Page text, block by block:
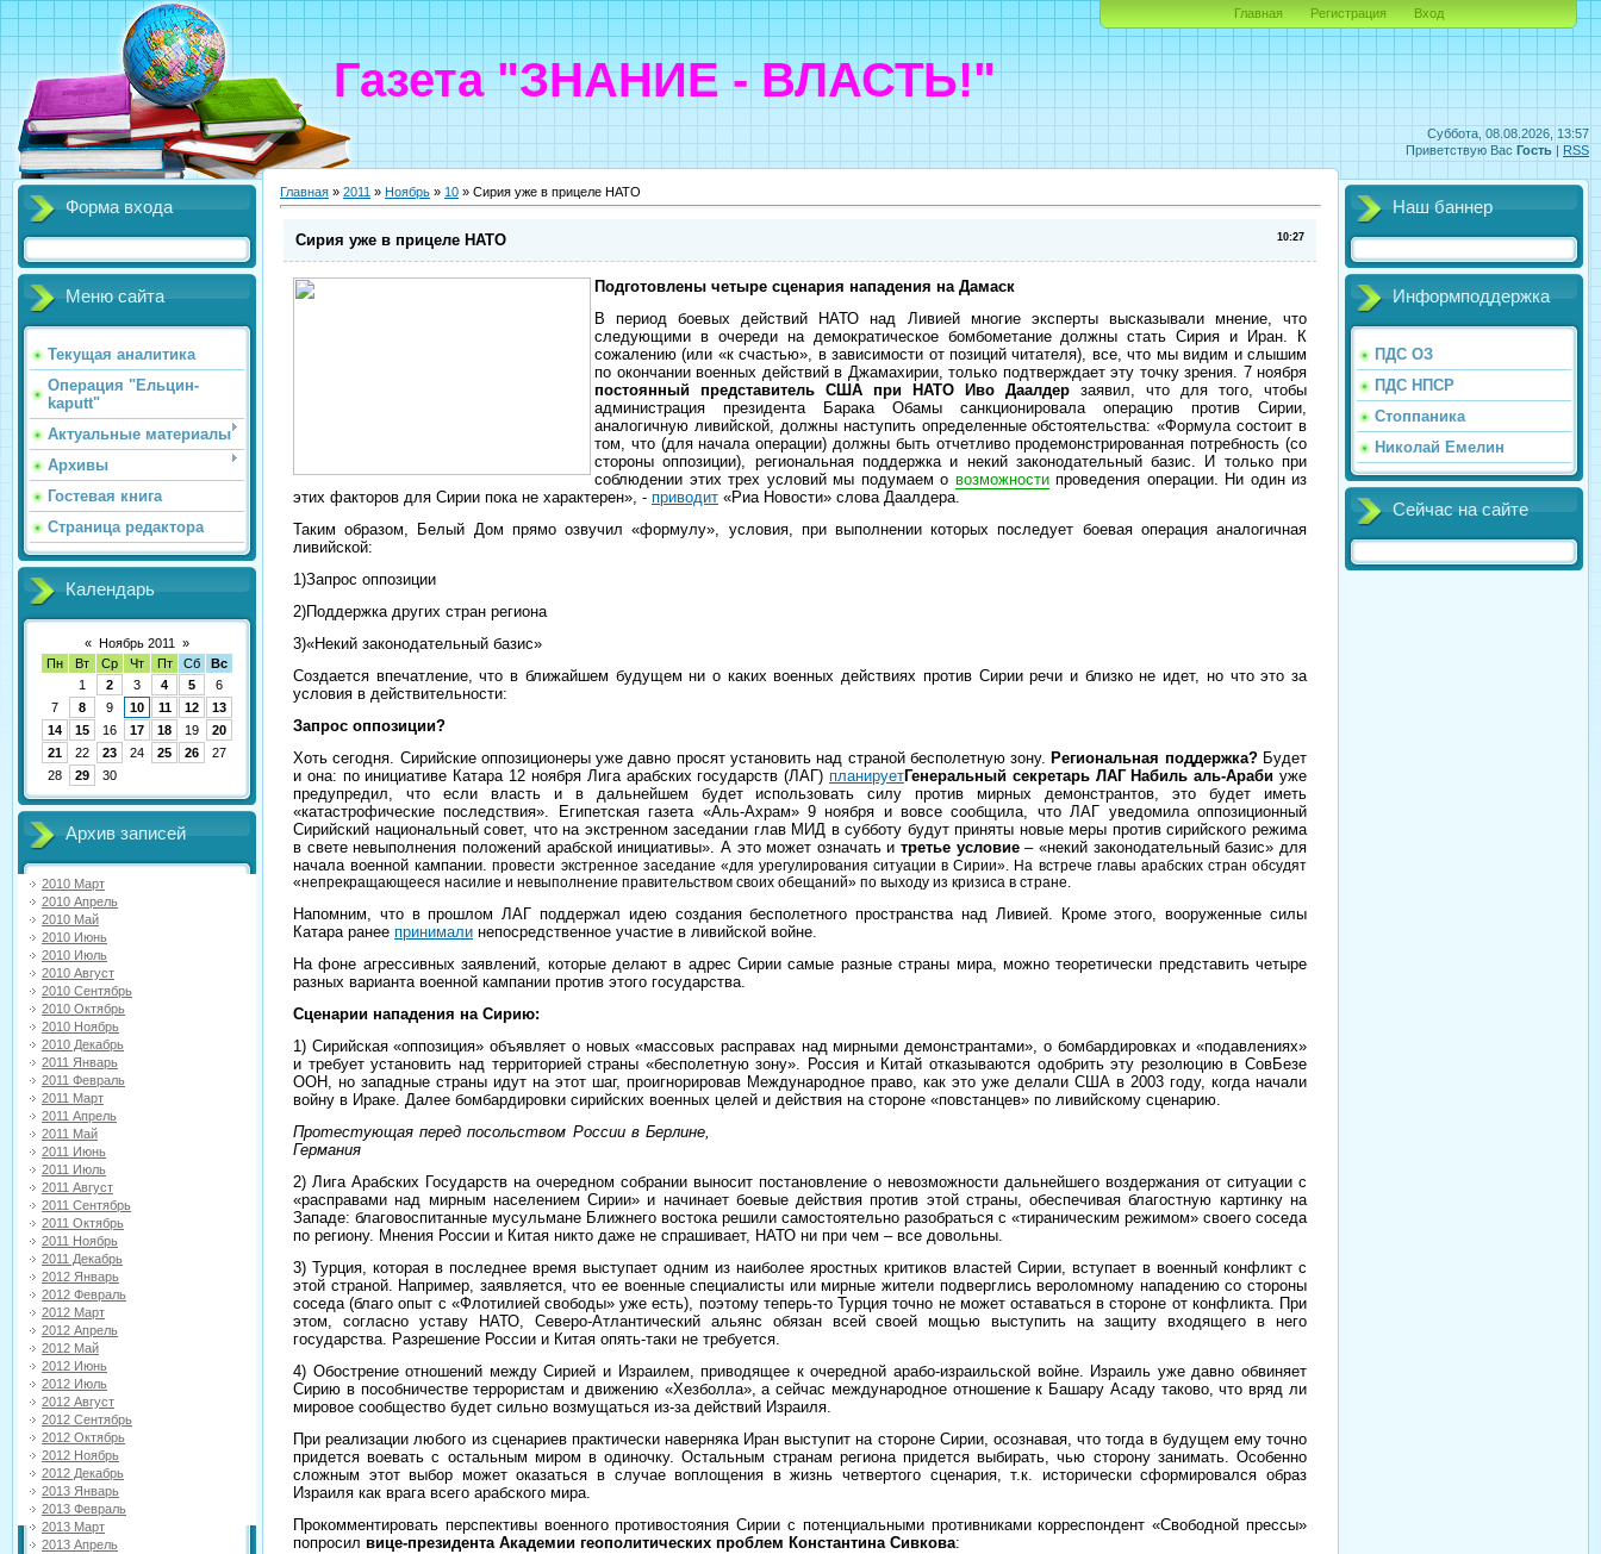
Суббота, 08.08.2026, 13:57
Приветствую Вас Гость | RSS
Газета "ЗНАНИЕ - ВЛАСТЬ!"
Главная Регистрация Вход
Форма входа
Меню сайта
Текущая аналитика
Операция "Ельцин-
kaputt"
Актуальные материалы
Архивы
Гостевая книга
Страница редактора
Календарь
« Ноябрь 2011
»
Пн
Вт Ср Чт Пт Сб
Вс
1
2 3 4 5
6
7
8 9 10 11 12
13
14
15 16 17 18 19
20
21
22 23 24 25 26
27
28
29 30
Архив записей
2010 Март
2010 Апрель
2010 Май
2010 Июнь
2010 Июль
2010 Август
2010 Сентябрь
2010 Октябрь
2010 Ноябрь
2010 Декабрь
2011 Январь
2011 Февраль
2011 Март
2011 Апрель
2011 Май
2011 Июнь
2011 Июль
2011 Август
2011 Сентябрь
2011 Октябрь
2011 Ноябрь
2011 Декабрь
2012 Январь
2012 Февраль
2012 Март
2012 Апрель
2012 Май
2012 Июнь
2012 Июль
2012 Август
2012 Сентябрь
2012 Октябрь
2012 Ноябрь
2012 Декабрь
2013 Январь
2013 Февраль
2013 Март
2013 Апрель
Главная » 2011 » Ноябрь » 10 » Сирия уже в прицеле НАТО
10:27
Сирия уже в прицеле НАТО
Подготовлены четыре сценария нападения на Дамаск
В период боевых действий НАТО над Ливией многие эксперты высказывали мнение, что
следующими в очереди на демократическое бомбометание должны стать Сирия и Иран. К
сожалению (или «к счастью», в зависимости от позиций читателя), все, что мы видим и слышим
по окончании военных действий в Джамахирии, только подтверждает эту точку зрения. 7 ноября
постоянный представитель США при НАТО Иво Даалдер заявил, что для того, чтобы
администрация президента Барака Обамы санкционировала операцию против Сирии,
аналогичную ливийской, должны наступить определенные обстоятельства: «Формула состоит в
том, что (для начала операции) должны быть отчетливо продемонстрированная потребность (со
стороны оппозиции), региональная поддержка и некий законодательный базис. И только при
соблюдении этих трех условий мы подумаем о возможностипроведения операции. Ни один из
этих факторов для Сирии пока не характерен», - приводит «Риа Новости» слова Даалдера.
Таким образом, Белый Дом прямо озвучил «формулу», условия, при выполнении которых последует боевая операция аналогичная
ливийской:
1)Запрос оппозиции
2)Поддержка других стран региона
3)«Некий законодательный базис»
Создается впечатление, что в ближайшем будущем ни о каких военных действиях против Сирии речи и близко не идет, но что это за
условия в действительности:
Запрос оппозиции?
Хоть сегодня. Сирийские оппозиционеры уже давно просят установить над страной бесполетную зону.Региональная поддержка?Будет
и она: по инициативе Катара 12 ноября Лига арабских государств (ЛАГ) планируетГенеральный секретарь ЛАГ Набиль аль-Араби уже
предупредил, что если власть и в дальнейшем будет использовать силу против мирных демонстрантов, это будет иметь
«катастрофические последствия». Египетская газета «Аль-Ахрам» 9 ноября и вовсе сообщила, что ЛАГ уведомила оппозиционный
Сирийский национальный совет, что на экстренном заседании глав МИД в субботу будут приняты новые меры против сирийского режима
в свете невыполнения положений арабской инициативы». А это может означать итретье условие– «некий законодательный базис» для
начала военной кампании. провести экстренное заседание «для урегулирования ситуации в Сирии». На встрече главы арабских стран обсудят
«непрекращающееся насилие и невыполнение правительством своих обещаний» по выходу из кризиса в стране.
Напомним, что в прошлом ЛАГ поддержал идею создания бесполетного пространства над Ливией. Кроме этого, вооруженные силы
Катара ранее принимали непосредственное участие в ливийской войне.
На фоне агрессивных заявлений, которые делают в адрес Сирии самые разные страны мира, можно теоретически представить четыре
разных варианта военной кампании против этого государства.
Сценарии нападения на Сирию:
1) Сирийская «оппозиция» объявляет о новых «массовых расправах над мирными демонстрантами», о бомбардировках и «подавлениях»
и требует установить над территорией страны «бесполетную зону». Россия и Китай отказываются одобрить эту резолюцию в СовБезе
ООН, но западные страны идут на этот шаг, проигнорировав Международное право, как это уже делали США в 2003 году, когда начали
войну в Ираке. Далее бомбардировки сирийских военных целей и действия на стороне «повстанцев» по ливийскому сценарию.
Протестующая перед посольством России в Берлине,
Германия
2) Лига Арабских Государств на очередном собрании выносит постановление о невозможности дальнейшего воздержания от ситуации с
«расправами над мирным населением Сирии» и начинает боевые действия против этой страны, обеспечивая благостную картинку на
Западе: благовоспитанные мусульмане Ближнего востока решили самостоятельно разобраться с «тираническим режимом» своего соседа
по региону. Мнения России и Китая никто даже не спрашивает, НАТО ни при чем – все довольны.
3) Турция, которая в последнее время выступает одним из наиболее яростных критиков властей Сирии, вступает в военный конфликт с
этой страной. Например, заявляется, что ее военные специалисты или мирные жители подверглись вероломному нападению со стороны
соседа (благо опыт с «Флотилией свободы» уже есть), поэтому теперь-то Турция точно не может оставаться в стороне от конфликта. При
этом, согласно уставу НАТО, Северо-Атлантический альянс обязан всей своей мощью выступить на защиту входящего в него
государства. Разрешение России и Китая опять-таки не требуется.
4) Обострение отношений между Сирией и Израилем, приводящее к очередной арабо-израильской войне. Израиль уже давно обвиняет
Сирию в пособничестве террористам и движению «Хезболла», а сейчас международное отношение к Башару Асаду таково, что вряд ли
мировое сообщество будет сильно возмущаться из-за действий Израиля.
При реализации любого из сценариев практически наверняка Иран выступит на стороне Сирии, осознавая, что тогда в будущем ему точно
придется воевать с остальным миром в одиночку. Остальным странам региона придется выбирать, чью сторону занимать. Особенно
сложным этот выбор может оказаться в случае воплощения в жизнь четвертого сценария, т.к. исторически сформировался образ
Израиля как врага всего арабского мира.
Прокомментировать перспективы военного противостояния Сирии с потенциальными противниками корреспондент «Свободной прессы»
попросил вице-президента Академии геополитических проблем Константина Сивкова:
Наш баннер
Информподдержка
ПДС ОЗ
ПДС НПСР
Стоппаника
Николай Емелин
Сейчас на сайте